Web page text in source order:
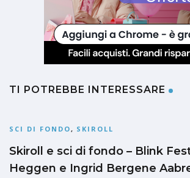
TI POTREBBE INTERESSARE
SCI DI FONDO, SKIROLL
Skiroll e sci di fondo – Blink
Heggen e Ingrid Bergene